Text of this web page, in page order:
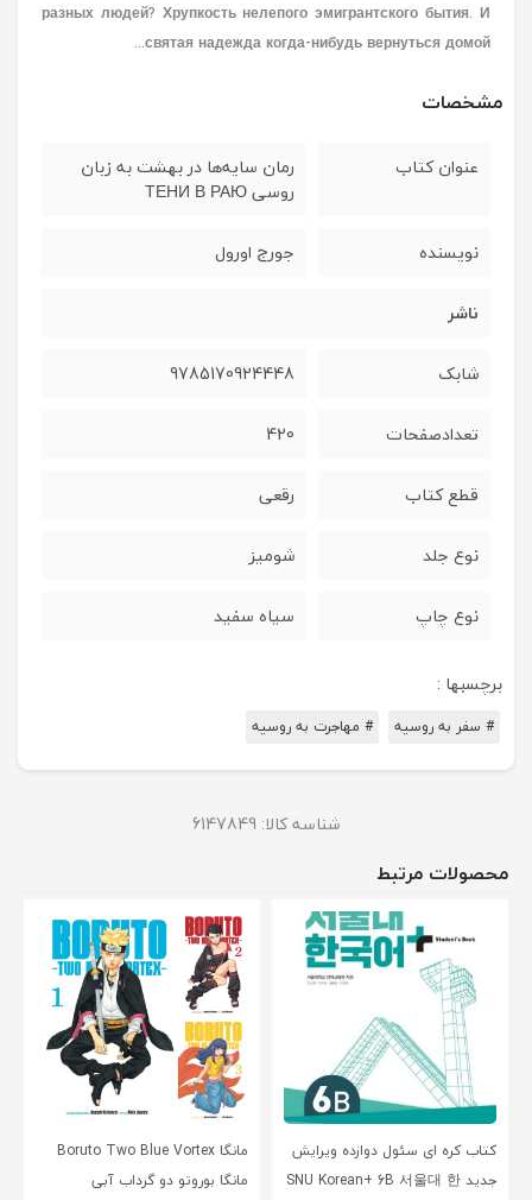
разных людей? Хрупкость нелепого эмигрантского бытия. И
святая надежда когда-нибудь вернуться домой...
مشخصات
عنوان کتاب
رمان سایه‌ها در بهشت به زبان
روسی ТЕНИ В РАЮ
نویسنده جورج اورول
ناشر
شابک 9785170924448
تعدادصفحات 420
قطع کتاب رقعی
نوع جلد شومیز
نوع چاپ سیاه سفید
برچسبها :
# سفر به روسیه # مهاجرت به روسیه
شناسه کالا: 6147849
محصولات مرتبط
کتاب کره ای سئول دوازده ویرایش
جدید SNU Korean+ 6B 서울대 한
مانگا Boruto Two Blue Vortex
مانگا بوروتو دو گرداب آبی